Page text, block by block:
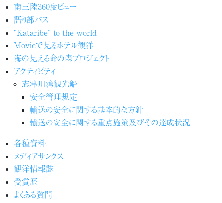
南三陸360度ビュー
語り部バス
“Kataribe” to the world
Movieで見るホテル観洋
海の見える命の森プロジェクト
アクティビティ
志津川湾観光船
安全管理規定
輸送の安全に関する基本的な方針
輸送の安全に関する重点施策及びその達成状況
各種資料
メディアサンクス
観洋情報誌
受賞歴
よくある質問